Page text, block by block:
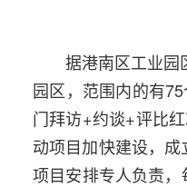
据港南区工业园
园区，范围内的有
门拜访+约谈+评比
动项目加快建设，
项目安排专人负责